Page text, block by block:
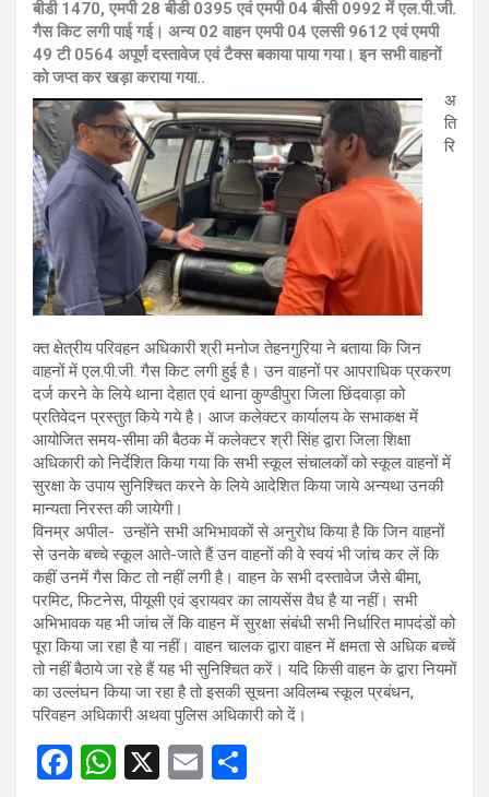
बीडी 1470, एमपी 28 बीडी 0395 एवं एमपी 04 बीसी 0992 में एल.पी.जी.
गैस किट लगी पाई गई। अन्य 02 वाहन एमपी 04 एलसी 9612 एवं एमपी
49 टी 0564 अपूर्ण दस्तावेज एवं टैक्स बकाया पाया गया। इन सभी वाहनों
को जप्त कर खड़ा कराया गया..
अ
ति
रि
क्त क्षेत्रीय परिवहन अधिकारी श्री मनोज तेहनगुरिया ने बताया कि जिन
वाहनों में एल.पी.जी. गैस किट लगी हुई है। उन वाहनों पर आपराधिक प्रकरण
दर्ज करने के लिये थाना देहात एवं थाना कुण्डीपुरा जिला छिंदवाड़ा को
प्रतिवेदन प्रस्तुत किये गये है। आज कलेक्टर कार्यालय के सभाकक्ष में
आयोजित समय-सीमा की बैठक में कलेक्टर श्री सिंह द्वारा जिला शिक्षा
अधिकारी को निर्देशित किया गया कि सभी स्कूल संचालकों को स्कूल वाहनों में
सुरक्षा के उपाय सुनिश्चित करने के लिये आदेशित किया जाये अन्यथा उनकी
मान्यता निरस्त की जायेगी।
विनम्र अपील- उन्होंने सभी अभिभावकों से अनुरोध किया है कि जिन वाहनों
से उनके बच्चे स्कूल आते-जाते हैं उन वाहनों की वे स्वयं भी जांच कर लें कि
कहीं उनमें गैस किट तो नहीं लगी है। वाहन के सभी दस्तावेज जैसे बीमा,
परमिट, फिटनेस, पीयूसी एवं ड्रायवर का लायसेंस वैध है या नहीं। सभी
अभिभावक यह भी जांच लें कि वाहन में सुरक्षा संबंधी सभी निर्धारित मापदंडों को
पूरा किया जा रहा है या नहीं। वाहन चालक द्वारा वाहन में क्षमता से अधिक बच्चें
तो नहीं बैठाये जा रहे हैं यह भी सुनिश्चित करें। यदि किसी वाहन के द्वारा नियमों
का उल्लंघन किया जा रहा है तो इसकी सूचना अविलम्ब स्कूल प्रबंधन,
परिवहन अधिकारी अथवा पुलिस अधिकारी को दें।
F
W
X
E